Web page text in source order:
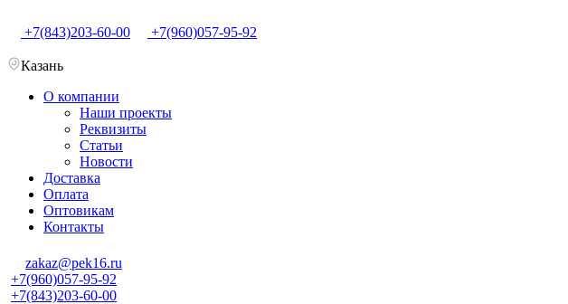
+7(843)203-60-00 +7(960)057-95-92
Казань
О компании
Наши проекты
Реквизиты
Статьи
Новости
Доставка
Оплата
Оптовикам
Контакты
zakaz@pek16.ru
+7(960)057-95-92
+7(843)203-60-00